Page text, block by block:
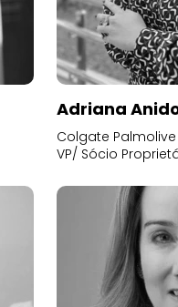
Adriana
Colgate
VP/ Sócio